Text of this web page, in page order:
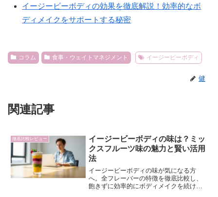
イージービーボディの効果を徹底解説！効率的なボ
ディメイクをサポートする秘密
コラム 食事・ウェイトマネジメント イージービーボディ
健
関連記事
徹底比較レビュー
イージービーボディの味は？ミッ
クスフルーツ味の魅力と賢い活用
法
イージービーボディの味が気になる方
へ。全フレーバーの特徴を徹底比較し、
飽きずに効率的にボディメイクを続ける